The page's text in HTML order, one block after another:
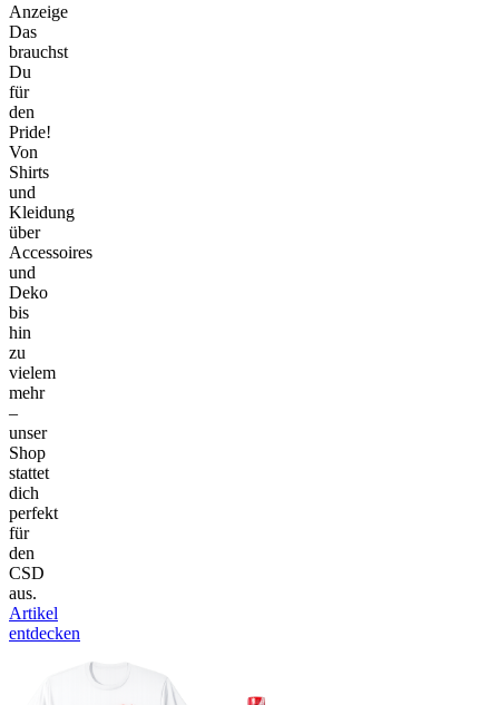
Anzeige
Das
brauchst
Du
für
den
Pride!
Von
Shirts
und
Kleidung
über
Accessoires
und
Deko
bis
hin
zu
vielem
mehr
–
unser
Shop
stattet
dich
perfekt
für
den
CSD
aus.
Artikel
entdecken